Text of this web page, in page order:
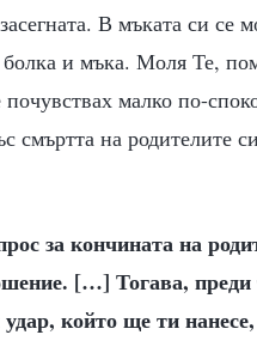
В мъката си се
и мъка. Моля Те,
малко по-
смъртта на родителите
за кончината на
[…] Тогава, преди
който ще ти